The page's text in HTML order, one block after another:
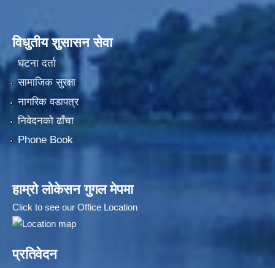
विधुतीय शुसासन सेवा
घटना दर्ता
सामाजिक सुरक्षा
नागरिक वडापत्र
निवेदनको ढाँचा
Phone Book
हाम्रो लोकेसन गुगल मेपमा
Click to see our Office Location
प्रतिवेदन